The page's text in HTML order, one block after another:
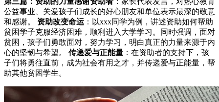
公益事业、关爱孩子们成长的好心朋友和单位表示最深的敬意
和感谢。 资助改变命运 ：以xxx同学为例，讲述资助如何帮助
贫困学子克服经济困难，顺利进入大学学习。同时强调，面对
贫困，孩子们勇敢面对，努力学习，明白真正的力量来源于内
心的坚韧与希望。 传递爱与正能量 ：在资助者的支持下，孩
子们将勇往直前，成为社会有用之才，并传递爱与正能量，帮
助其他贫困学生。